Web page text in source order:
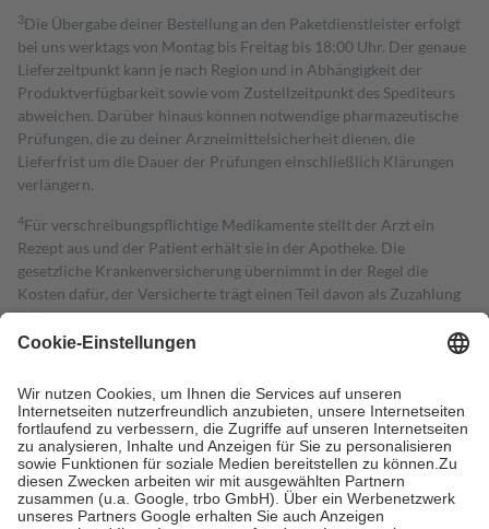
3Die Übergabe deiner Bestellung an den Paketdienstleister erfolgt
bei uns werktags von Montag bis Freitag bis 18:00 Uhr. Der genaue
Lieferzeitpunkt kann je nach Region und in Abhängigkeit der
Produktverfügbarkeit sowie vom Zustellzeitpunkt des Spediteurs
abweichen. Darüber hinaus können notwendige pharmazeutische
Prüfungen, die zu deiner Arzneimittelsicherheit dienen, die
Lieferfrist um die Dauer der Prüfungen einschließlich Klärungen
verlängern.
4Für verschreibungspflichtige Medikamente stellt der Arzt ein
Rezept aus und der Patient erhält sie in der Apotheke. Die
gesetzliche Krankenversicherung übernimmt in der Regel die
Kosten dafür, der Versicherte trägt einen Teil davon als Zuzahlung
mit.
Grundsätzlich leisten Mitglieder Zuzahlungen in Höhe von zehn
höchstens zehn Euro.
Es sind jedoch nie mehr als die tatsächlichen
Kosten der Leistung zu entrichten.
Diese Regeln gelten grundsätzlich auch für Online-Apotheken.
Bei Heilmitteln und häuslicher Krankenpflege beträgt die
Zuzahlung zehn Prozent der Kosten sowie zehn Euro je
Verordnung.
Um das Engagement der Versicherten für ihre eigene Gesundheit zu